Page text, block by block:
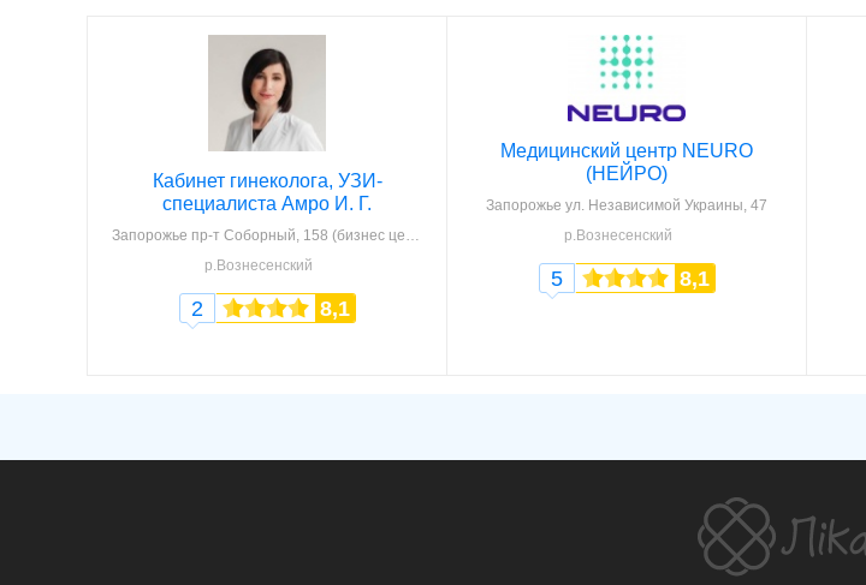
Кабинет гинеколога, УЗИ-
специалиста Амро И. Г.
Запорожье пр-т Соборный, 158 (бизнес центр "Форум", оф. 258)
р.Вознесенский
2 8,1
Медицинский центр NEURO
(НЕЙРО)
Запорожье ул. Независимой Украины, 47
р.Вознесенский
5 8,1